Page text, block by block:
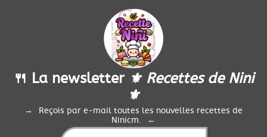
🍴 La newsletter ⚜️ Recettes de Nini
⚜️
Reçois par e-mail toutes les nouvelles recettes de
Ninicm.